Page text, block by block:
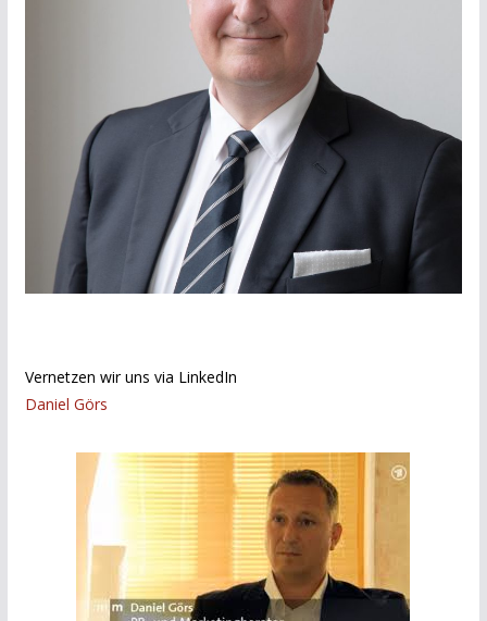
Vernetzen wir uns via LinkedIn
Daniel Görs